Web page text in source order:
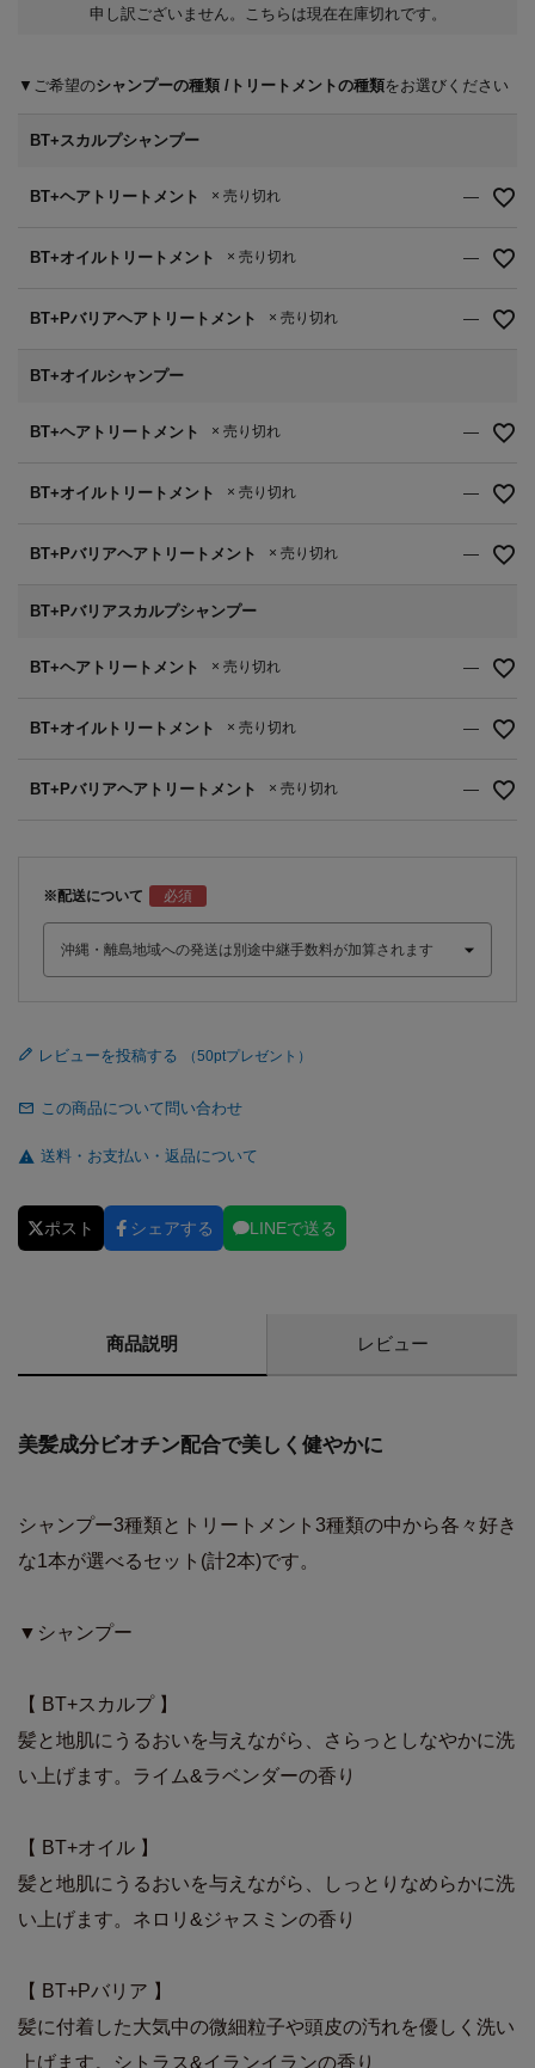
申し訳ございません。こちらは現在在庫切れです。
シャンプーの種類 トリートメントの種類
BT+スカルプシャンプー
BT+ヘアトリートメント × 売り切れ —
BT+オイルトリートメント × 売り切れ —
BT+Pバリアヘアトリートメント × 売り切れ —
BT+オイルシャンプー
BT+ヘアトリートメント × 売り切れ —
BT+オイルトリートメント × 売り切れ —
BT+Pバリアヘアトリートメント × 売り切れ —
BT+Pバリアスカルプシャンプー
BT+ヘアトリートメント × 売り切れ —
BT+オイルトリートメント × 売り切れ —
BT+Pバリアヘアトリートメント × 売り切れ —
※配送について
レビューを投稿する
この商品について問い合わせ
送料・お支払い・返品について
ポスト シェアする LINEで送る
商品説明 レビュー
美髪成分ビオチン配合で美しく健やかに
シャンプー3種類とトリートメント3種類の中から各々好き
な1本が選べるセット(計2本)です。
▼シャンプー
【 BT+スカルプ 】
髪と地肌にうるおいを与えながら、さらっとしなやかに洗
い上げます。ライム&ラベンダーの香り
【 BT+オイル 】
髪と地肌にうるおいを与えながら、しっとりなめらかに洗
い上げます。ネロリ&ジャスミンの香り
【 BT+Pバリア 】
髪に付着した大気中の微細粒子や頭皮の汚れを優しく洗い
上げます。シトラス&イランイランの香り